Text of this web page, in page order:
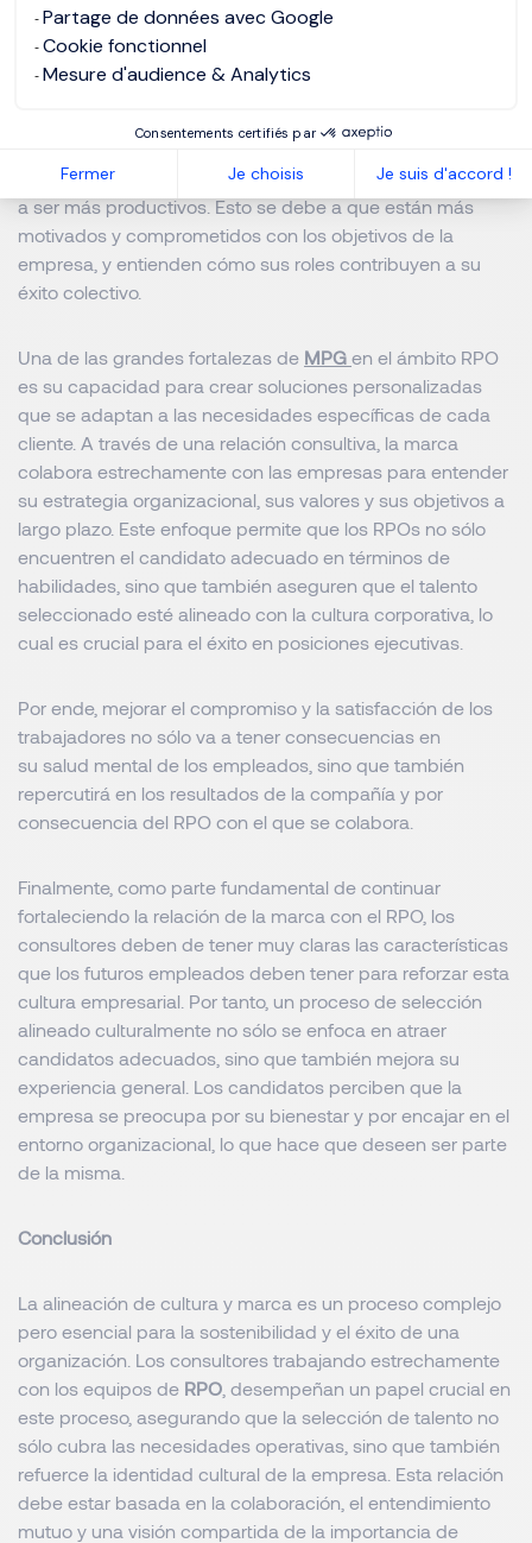
Partage de données avec Google
Cookie fonctionnel
Mesure d'audience & Analytics
Consentements certifiés par
Fermer Je choisis Je suis d'accord !
Es indispensable que las empresas se tomen el tiempo
para invertir en sus empleados tomando las medidas
necesarias para que los mismos tengan expectativas de
crecimiento en la empresa y la percepción de un buen
reconocimiento. Además es evidente que los empleados
que están alineados con la cultura organizacional tienden
a ser más productivos. Esto se debe a que están más
motivados y comprometidos con los objetivos de la
empresa, y entienden cómo sus roles contribuyen a su
éxito colectivo.
Una de las grandes fortalezas de MPG en el ámbito RPO
es su capacidad para crear soluciones personalizadas
que se adaptan a las necesidades específicas de cada
cliente. A través de una relación consultiva, la marca
colabora estrechamente con las empresas para entender
su estrategia organizacional, sus valores y sus objetivos a
largo plazo. Este enfoque permite que los RPOs no sólo
encuentren el candidato adecuado en términos de
habilidades, sino que también aseguren que el talento
seleccionado esté alineado con la cultura corporativa, lo
cual es crucial para el éxito en posiciones ejecutivas.
Por ende, mejorar el compromiso y la satisfacción de los
trabajadores no sólo va a tener consecuencias en
su salud mental de los empleados, sino que también
repercutirá en los resultados de la compañía y por
consecuencia del RPO con el que se colabora.
Finalmente, como parte fundamental de continuar
fortaleciendo la relación de la marca con el RPO, los
consultores deben de tener muy claras las características
que los futuros empleados deben tener para reforzar esta
cultura empresarial. Por tanto, un proceso de selección
alineado culturalmente no sólo se enfoca en atraer
candidatos adecuados, sino que también mejora su
experiencia general. Los candidatos perciben que la
empresa se preocupa por su bienestar y por encajar en el
entorno organizacional, lo que hace que deseen ser parte
de la misma.
Conclusión
La alineación de cultura y marca es un proceso complejo
pero esencial para la sostenibilidad y el éxito de una
organización. Los consultores trabajando estrechamente
con los equipos de RPO , desempeñan un papel crucial en
este proceso, asegurando que la selección de talento no
sólo cubra las necesidades operativas, sino que también
refuerce la identidad cultural de la empresa. Esta relación
debe estar basada en la colaboración, el entendimiento
mutuo y una visión compartida de la importancia de